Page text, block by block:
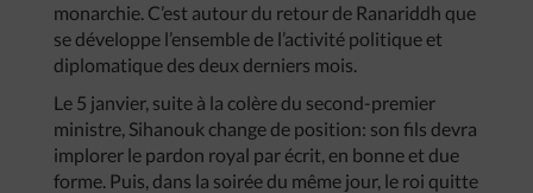
monarchie. C’est autour du retour de Ranariddh que
se développe l’ensemble de l’activité politique et
diplomatique des deux derniers mois.
Le 5 janvier, suite à la colère du second-premier
ministre, Sihanouk change de position: son fils devra
implorer le pardon royal par écrit, en bonne et due
forme. Puis, dans la soirée du même jour, le roi quitte